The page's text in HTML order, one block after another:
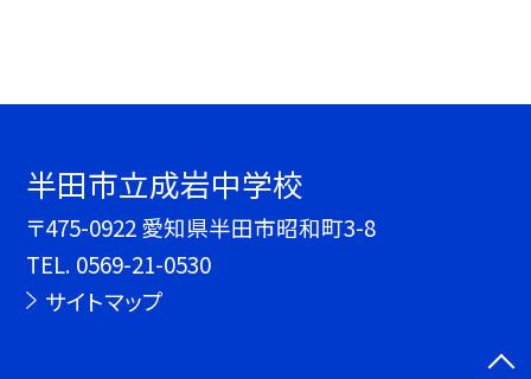
半田市立成岩中学校
〒475-0922 愛知県半田市昭和町3-8
TEL. 0569-21-0530
サイトマップ